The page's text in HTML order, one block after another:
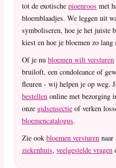
tot de exotische pioenroos met
bloemblaadjes. We leggen uit
symboliseren, hoe je het juiste
kiest en hoe je bloemen zo
Of je nu bloemen wilt versturen
bruiloft, een condoleance of
fleuren - wij helpen je op weg.
bestellen online met bezorging
onze gidsensectie of verken
bloemencatalogus.
Zie ook bloemen versturen naar
ziekenhuis, veelgestelde vragen